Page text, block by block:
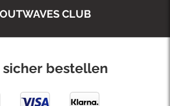
CLUB
bestellen